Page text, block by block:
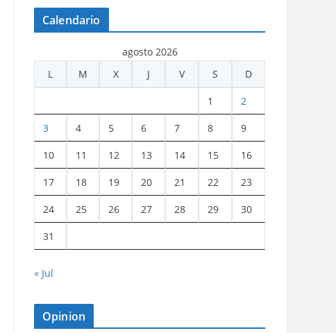
Calendario
agosto 2026
L
M X J V S D
1 2
3 4 5 6 7 8 9
10 11 12 13 14 15 16
17 18 19 20 21 22 23
24 25 26 27 28 29 30
31
« Jul
Opinion